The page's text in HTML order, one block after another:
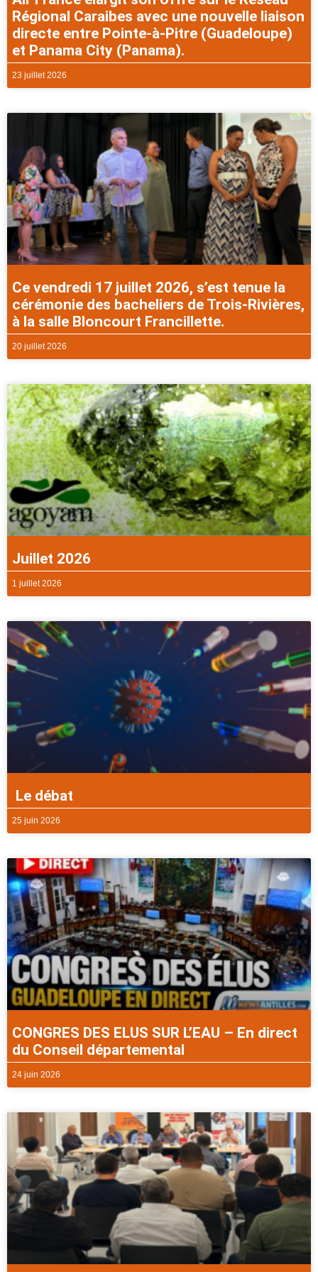
Régional Caraibes avec une nouvelle liaison
directe entre Pointe-à-Pitre (Guadeloupe)
et Panama City (Panama).
23 juillet 2026
Ce vendredi 17 juillet 2026, s’est tenue la
cérémonie des bacheliers de Trois-Rivières,
à la salle Bloncourt Francillette.
20 juillet 2026
Juillet 2026
1 juillet 2026
Le débat
25 juin 2026
CONGRES DES ELUS SUR L’EAU – En direct
du Conseil départemental
24 juin 2026